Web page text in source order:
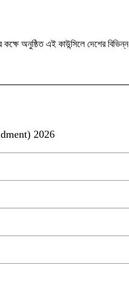
অনুষ্ঠিত এই কাউন্সিলে দেশের
2026